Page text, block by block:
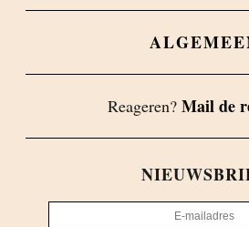
Reageren? Mail de